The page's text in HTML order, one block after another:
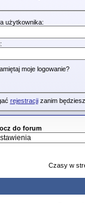
użytkownika:
moje logowanie?
rejestracjizanim
do forum
Czasy w